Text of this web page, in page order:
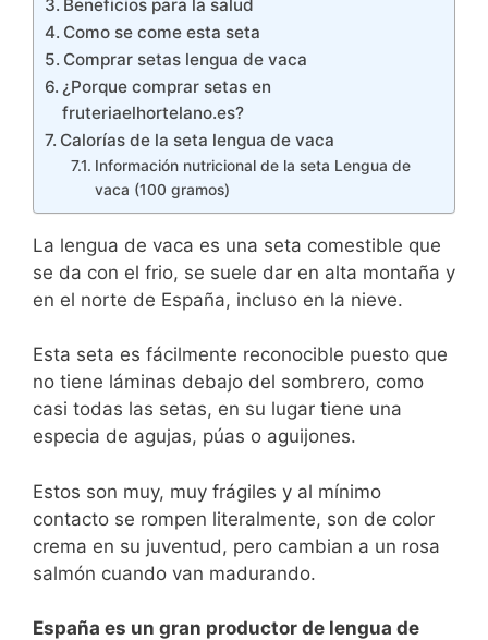
Beneficios para la salud
Como se come esta seta
Comprar setas lengua de vaca
¿Porque comprar setas en
fruteriaelhortelano.es?
Calorías de la seta lengua de vaca
Información nutricional de la seta Lengua de
vaca (100 gramos)
La lengua de vaca es una seta comestible que
se da con el frio, se suele dar en alta montaña y
en el norte de España, incluso en la nieve.
Esta seta es fácilmente reconocible puesto que
no tiene láminas debajo del sombrero, como
casi todas las setas, en su lugar tiene una
especia de agujas, púas o aguijones.
Estos son muy, muy frágiles y al mínimo
contacto se rompen literalmente, son de color
crema en su juventud, pero cambian a un rosa
salmón cuando van madurando.
España es un gran productor de lengua de